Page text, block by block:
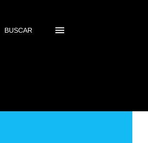
BUSCAR